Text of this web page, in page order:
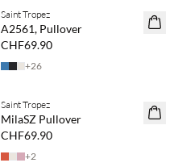
NEUHEITEN
Saint Tropez
A2561, Pullover
CHF69.90
+26
NEUHEITEN
Saint Tropez
MilaSZ Pullover
CHF69.90
+2